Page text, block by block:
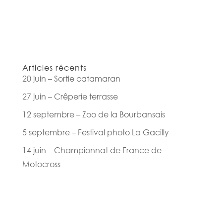
Articles récents
20 juin – Sortie catamaran
27 juin – Crêperie terrasse
12 septembre – Zoo de la Bourbansais
5 septembre – Festival photo La Gacilly
14 juin – Championnat de France de
Motocross